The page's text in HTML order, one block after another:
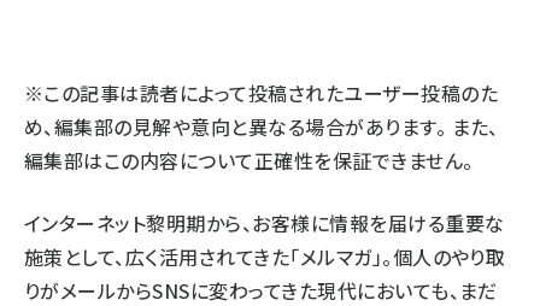
※この記事は読者によって投稿されたユーザー投稿のた
め、編集部の見解や意向と異なる場合があります。 また、
編集部はこの内容について正確性を保証できません。
インターネット黎明期から、お客様に情報を届ける重要な
施策として、広く活用されてきた「メルマガ」。個人のやり取
りがメールからSNSに変わってきた現代においても、まだ